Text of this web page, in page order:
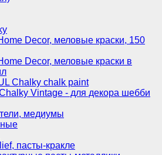
Decor, меловые краски, 150
Decor, меловые краски в
Chalky chalk paint
Vintage - для декора шебби
медиумы
пасты-кракле